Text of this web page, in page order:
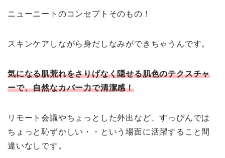
ニューニートのコンセプトそのもの！
スキンケアしながら身だしなみができちゃうんです。
気になる肌荒れをさりげなく隠せる肌色のテクスチャ
ーで、自然なカバー力で清潔感！
リモート会議やちょっとした外出など、すっぴんでは
ちょっと恥ずかしい・・という場面に活躍すること間
違いなしです。